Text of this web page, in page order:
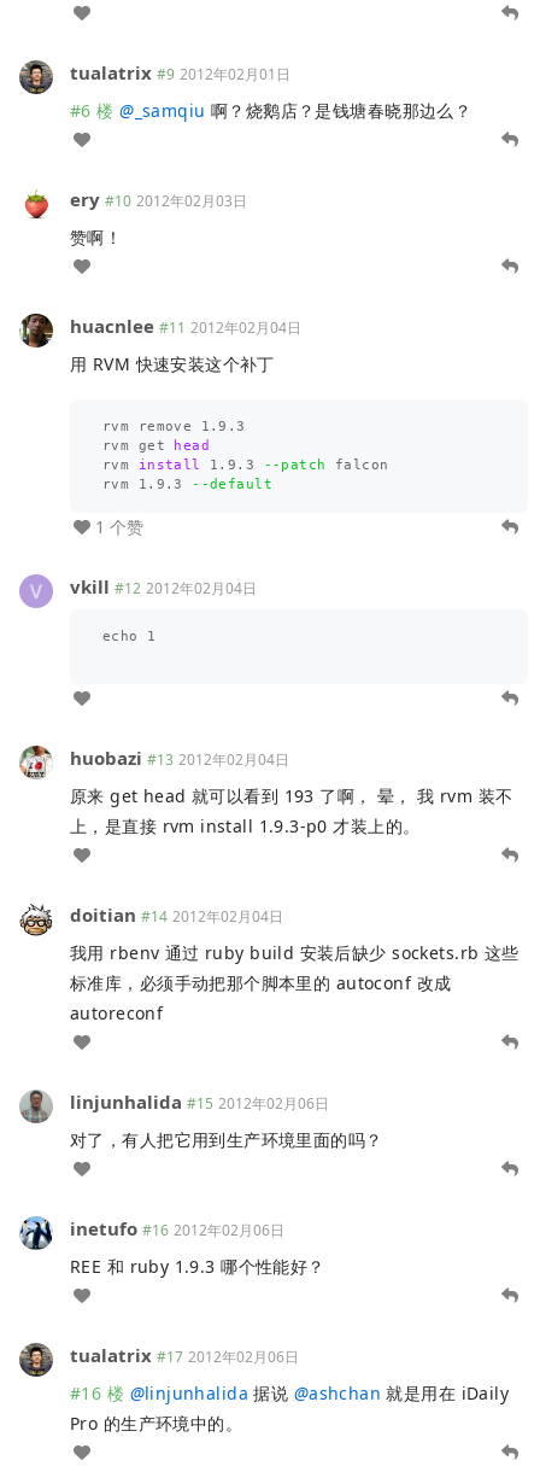
tualatrix #9 2012年02月01日
#6 楼 @ _samqiu 啊？烧鹅店？是钱塘春晓那边么？
ery #10 2012年02月03日
赞啊！
huacnlee #11 2012年02月04日
用 RVM 快速安装这个补丁
rvm remove 1.9.3
rvm get
rvm
install 1.9.3 --patch
falcon
rvm 1.9.3 --default
1 个赞
vkill #12 2012年02月04日
echo 1
huobazi #13 2012年02月04日
原来 get head 就可以看到 193 了啊， 晕， 我 rvm 装不
上，是直接 rvm install 1.9.3-p0 才装上的。
doitian #14 2012年02月04日
我用 rbenv 通过 ruby build 安装后缺少 sockets.rb 这些
标准库，必须手动把那个脚本里的 autoconf 改成
autoreconf
linjunhalida #15 2012年02月06日
对了，有人把它用到生产环境里面的吗？
inetufo #16 2012年02月06日
REE 和 ruby 1.9.3 哪个性能好？
tualatrix #17 2012年02月06日
#16 楼 @linjunhalida 据说 @ashchan 就是用在 iDaily
Pro 的生产环境中的。